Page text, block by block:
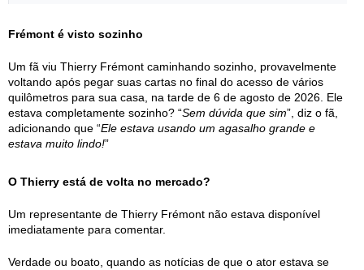
Frémont é visto sozinho
Um fã viu Thierry Frémont caminhando sozinho, provavelmente
voltando após pegar suas cartas no final do acesso de vários
quilômetros para sua casa, na tarde de 6 de agosto de 2026. Ele
estava completamente sozinho? “Sem dúvida que sim”, diz o fã,
adicionando que “Ele estava usando um agasalho grande e
estava muito lindo!”
O Thierry está de volta no mercado?
Um representante de Thierry Frémont não estava disponível
imediatamente para comentar.
Verdade ou boato, quando as notícias de que o ator estava se